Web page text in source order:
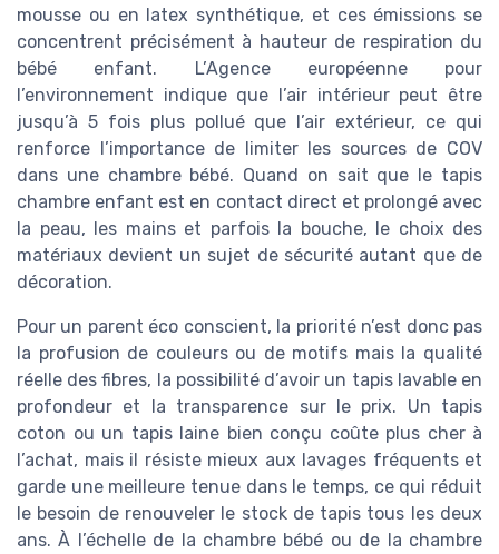
mousse ou en latex synthétique, et ces émissions se
concentrent précisément à hauteur de respiration du
bébé enfant. L’Agence européenne pour
l’environnement indique que l’air intérieur peut être
jusqu’à 5 fois plus pollué que l’air extérieur, ce qui
renforce l’importance de limiter les sources de COV
dans une chambre bébé. Quand on sait que le tapis
chambre enfant est en contact direct et prolongé avec
la peau, les mains et parfois la bouche, le choix des
matériaux devient un sujet de sécurité autant que de
décoration.
Pour un parent éco conscient, la priorité n’est donc pas
la profusion de couleurs ou de motifs mais la qualité
réelle des fibres, la possibilité d’avoir un tapis lavable en
profondeur et la transparence sur le prix. Un tapis
coton ou un tapis laine bien conçu coûte plus cher à
l’achat, mais il résiste mieux aux lavages fréquents et
garde une meilleure tenue dans le temps, ce qui réduit
le besoin de renouveler le stock de tapis tous les deux
ans. À l’échelle de la chambre bébé ou de la chambre